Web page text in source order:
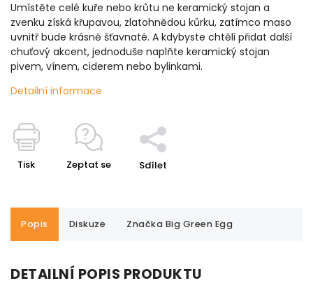
Umístěte celé kuře nebo krůtu ne keramický stojan a
zvenku získá křupavou, zlatohnědou kůrku, zatímco maso
uvnitř bude krásně šťavnaté. A kdybyste chtěli přidat další
chuťový akcent, jednoduše naplňte keramický stojan
pivem, vínem, ciderem nebo bylinkami.
Detailní informace
Tisk Zeptat se Sdílet
Popis Diskuze Značka Big Green Egg
DETAILNÍ POPIS PRODUKTU